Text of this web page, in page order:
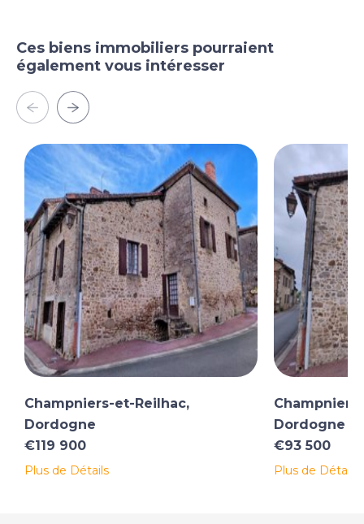
Ces biens immobiliers pourraient
également vous intéresser
Champniers-et-Reilhac,
Dordogne
€119 900
Plus de Détails
Dordogne
€93 500
Plus de Détails